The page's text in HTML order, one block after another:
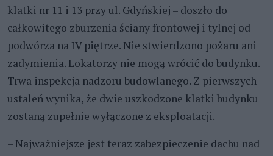
klatki nr 11 i 13 przy ul. Gdyńskiej – doszło do
całkowitego zburzenia ściany frontowej i tylnej od
podwórza na IV piętrze. Nie stwierdzono pożaru ani
zadymienia. Lokatorzy nie mogą wrócić do budynku.
Trwa inspekcja nadzoru budowlanego. Z pierwszych
ustaleń wynika, że dwie uszkodzone klatki budynku
zostaną zupełnie wyłączone z eksploatacji.
– Najważniejsze jest teraz zabezpieczenie dachu nad